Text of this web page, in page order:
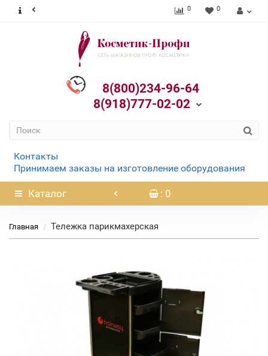
0 0
8(800)234-96-64
8(918)777-02-02
Контакты
Принимаем заказы на изготовление оборудования
Каталог : 0
Главная Тележка парикмахерская